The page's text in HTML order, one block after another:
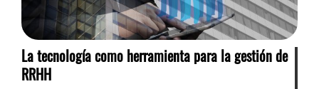
La tecnología como herramienta para la gestión de
RRHH